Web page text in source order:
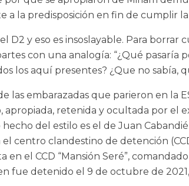
a la predisposición en fin de cumplir
D2 y eso es insoslayable. Para
con una analogía: “¿Qué
los aquí presentes? ¿Que no sabía,
las embarazadas que parieron en
apropiada, retenida y ocultada por el
hecho del estilo es el de Juan
centro clandestino de detención
en el CCD “Mansión Seré”,
fue detenido el 9 de octubre de